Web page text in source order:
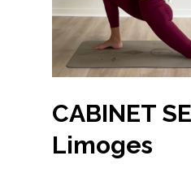
CABINET
Limoges